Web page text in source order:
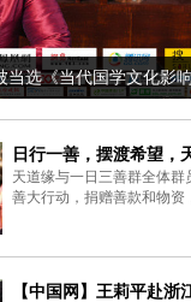
当选《当代国学文化影
日行一善，摆渡希望，
度爱心同行
天道缘与一日三善群全体
善大行动，捐赠善款和物资
【中国网】王莉平赴